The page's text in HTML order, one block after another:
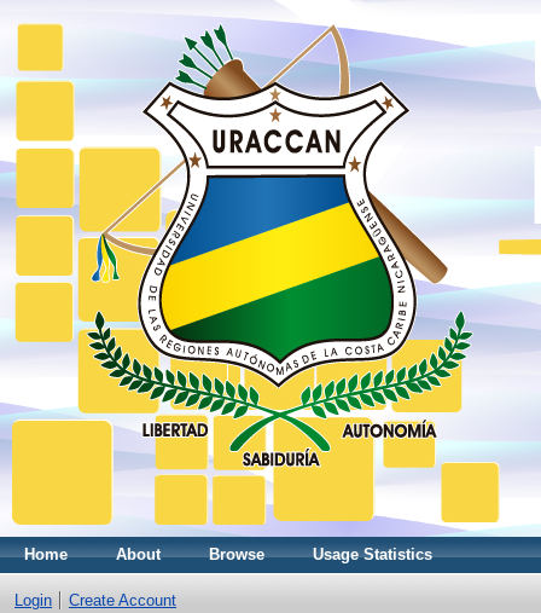
Home About Browse Usage Statistics
Login Create Account